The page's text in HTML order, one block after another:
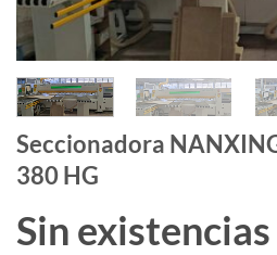
Seccionadora
380 HG
Sin existencias